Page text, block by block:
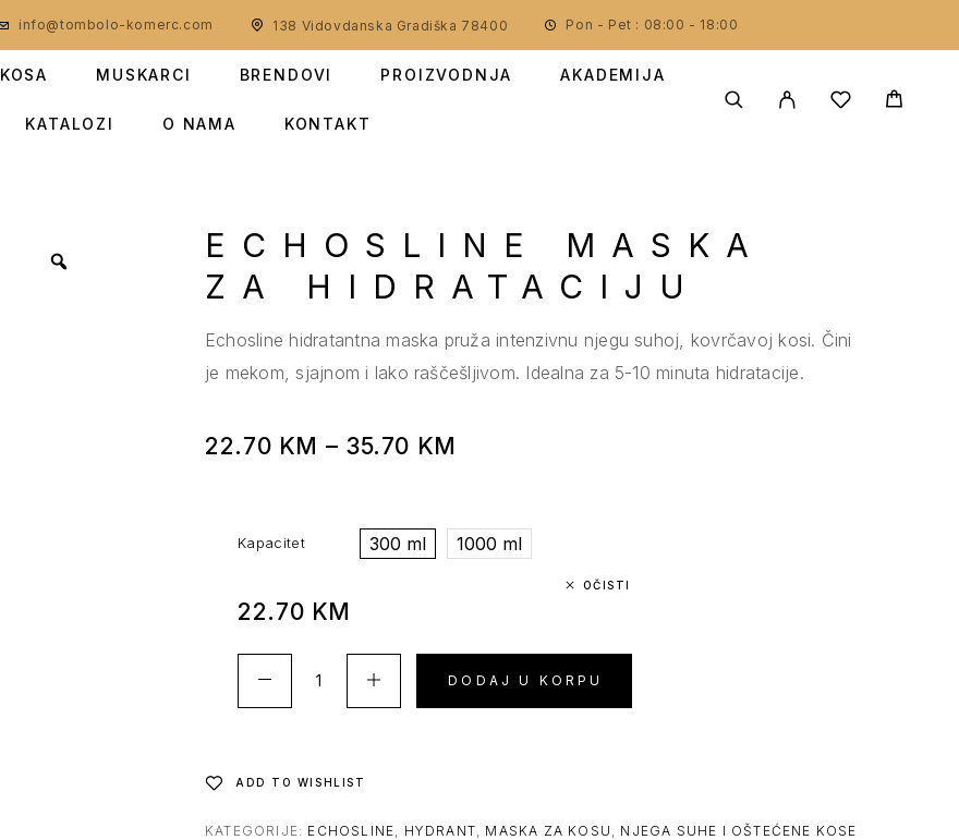
info@tombolo-komerc.com 138 Vidovdanska Gradiška 78400 Pon - Pet : 08:00 - 18:00
KOSA MUSKARCI BRENDOVI PROIZVODNJA AKADEMIJA
KATALOZI O NAMA KONTAKT
ECHOSLINE MASKA
ZA HIDRATACIJU
Echosline hidratantna maska pruža intenzivnu njegu suhoj, kovrčavoj kosi. Čini
je mekom, sjajnom i lako raščešljivom. Idealna za 5-10 minuta hidratacije.
22.70 KM – 35.70 KM
Kapacitet 300 ml 1000 ml
OČISTI
22.70 KM
DODAJ U KORPU
ADD TO WISHLIST
KATEGORIJE: ECHOSLINE, HYDRANT, MASKA ZA KOSU , NJEGA SUHE I OŠTEĆENE KOSE